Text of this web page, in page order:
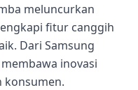
meluncurkan
fitur canggih
Dari Samsung
inovasi
konsumen.